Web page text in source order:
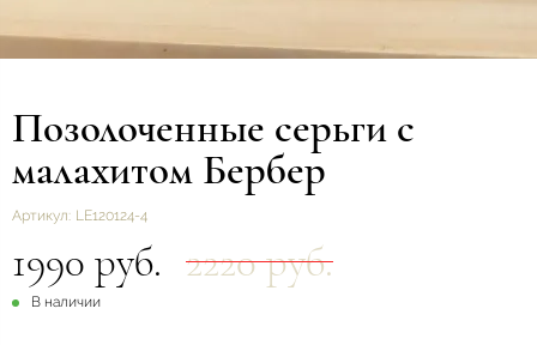
Позолоченные серьги с
малахитом Бербер
Артикул: LE120124-4
1990 руб. 2220 руб.
В наличии